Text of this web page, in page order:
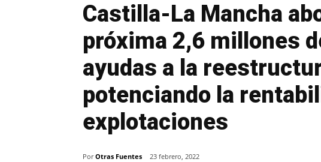
Castilla-La Mancha
próxima 2,6 millones
ayudas a la
potenciando la
explotaciones
Por Otras Fuentes 23 febrero, 2022